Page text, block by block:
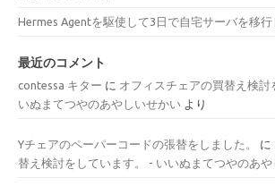
Hermes Agentを駆使して3日で自宅サーバを移
最近のコメント
contessa キター に オフィスチェアの買替え検討
いぬまてつやのあやしいせかい より
Yチェアのペーパーコードの張替をしました。 に
替え検討をしています。 - いいぬまてつやのあ